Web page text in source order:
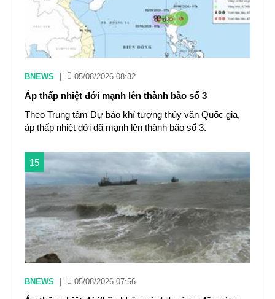
BNEWS 05/08/2026 08:32
Áp thấp nhiệt đới mạnh lên thành bão số 3
Theo Trung tâm Dự báo khí tượng thủy văn Quốc gia,
áp thấp nhiệt đới đã mạnh lên thành bão số 3.
15
BNEWS 05/08/2026 07:56